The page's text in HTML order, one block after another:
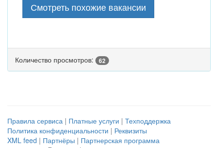
Смотреть похожие вакансии
Количество просмотров: 62
Правила сервиса | Платные услуги | Техподдержка
Политика конфиденциальности | Реквизиты
XML feed | Партнёры | Партнерская программа